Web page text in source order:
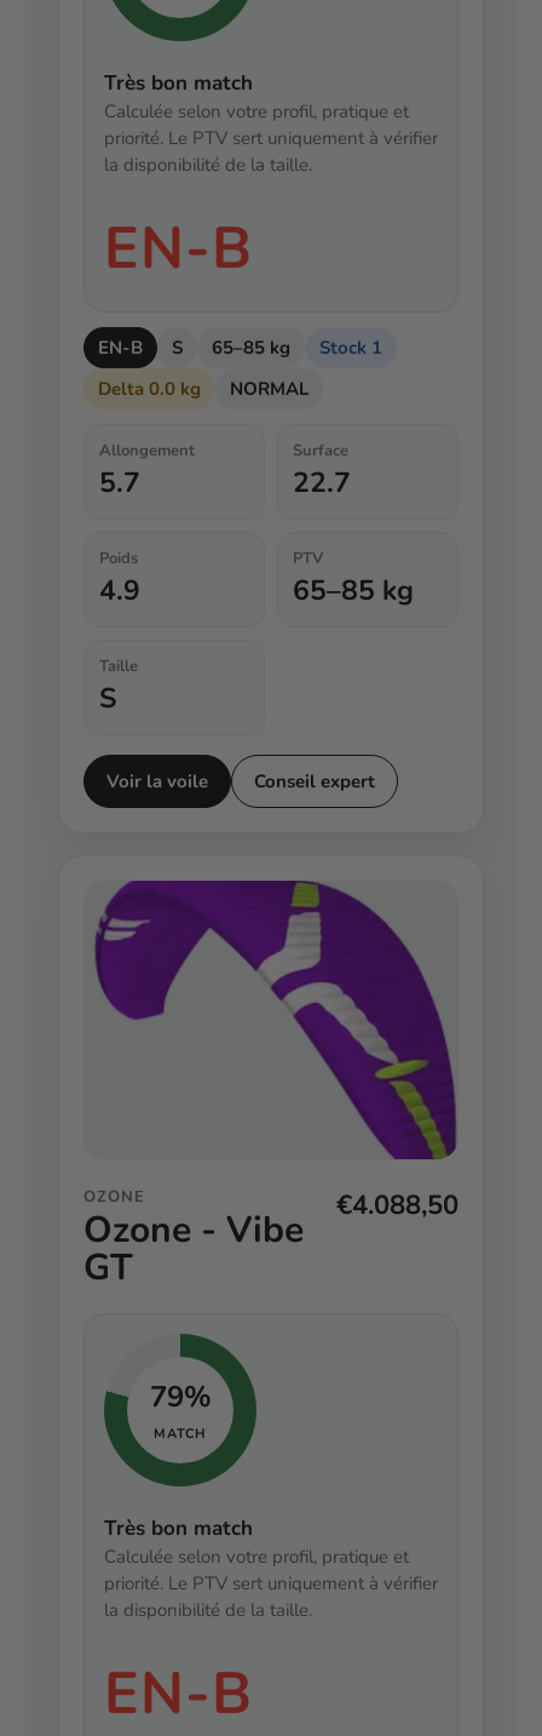
Très bon match
Calculée selon votre profil, pratique et
priorité. Le PTV sert uniquement à vérifier
la disponibilité de la taille.
EN-B
EN-B S 65–85 kg
Stock 1
Delta 0.0 kg
NORMAL
Allongement
5.7
Surface
22.7
Poids
4.9
PTV
65–85 kg
Taille
S
Voir la voile Conseil expert
OZONE
Ozone - Vibe
GT
€4.088,50
79%
MATCH
Très bon match
Calculée selon votre profil, pratique et
priorité. Le PTV sert uniquement à vérifier
la disponibilité de la taille.
EN-B